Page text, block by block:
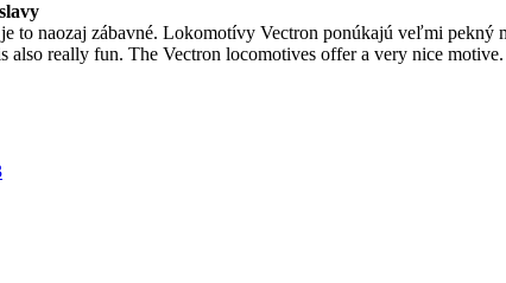
to naozaj zábavné. Lokomotívy Vectron ponúkajú veľmi pekný
really fun. The Vectron locomotives offer a very nice motive.